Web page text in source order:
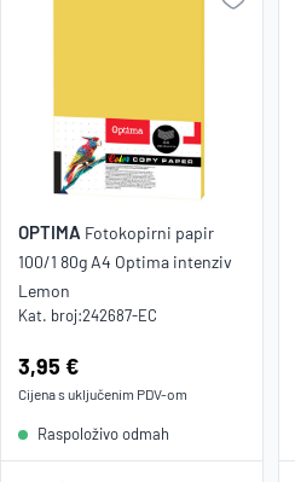
OPTIMA Fotokopirni papir
100/1 80g A4 Optima intenziv
Lemon
Kat. broj:242687-EC
Cijena:
3,95 €
Cijena s uključenim PDV-om
Raspoloživo odmah